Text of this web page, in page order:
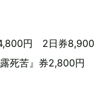
円 2日券8,900
死苦』券2,800円